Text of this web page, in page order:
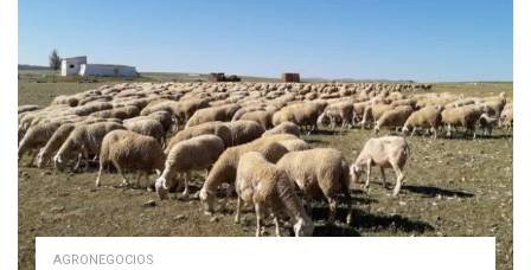
AGRONEGOCIOS